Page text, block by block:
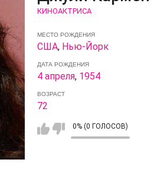
КИНОАКТРИСА
МЕСТО РОЖДЕНИЯ
США, Нью-Йорк
ДАТА РОЖДЕНИЯ
4 апреля, 1954
ВОЗРАСТ
72
0% (0 ГОЛОСОВ)